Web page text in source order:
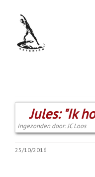
Jules: "Ik
Ingezonden door: JC Loos
25/10/2016